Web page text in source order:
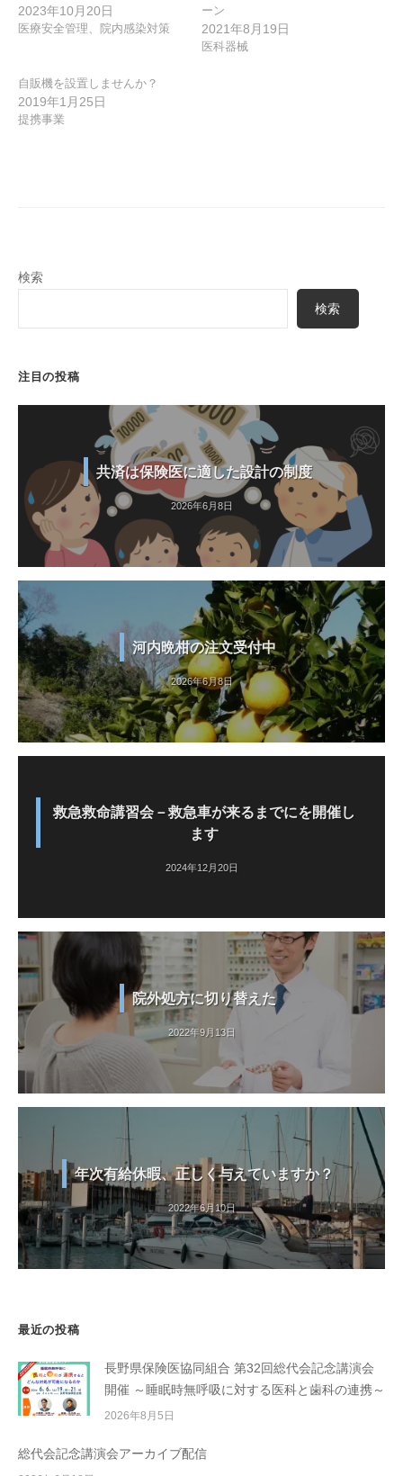
2023年10月20日
医療安全管理、院内感染対策
ーン
2021年8月19日
医科器械
自販機を設置しませんか？
2019年1月25日
提携事業
検索
検索
注目の投稿
共済は保険医に適した設計の制度
2026年6月8日
河内晩柑の注文受付中
2026年6月8日
救急救命講習会－救急車が来るまでにを開催し
ます
2024年12月20日
院外処方に切り替えた
2022年9月13日
年次有給休暇、正しく与えていますか？
2022年6月10日
最近の投稿
長野県保険医協同組合 第32回総代会記念講演会
開催 ～睡眠時無呼吸に対する医科と歯科の連携～
2026年8月5日
総代会記念講演会アーカイブ配信